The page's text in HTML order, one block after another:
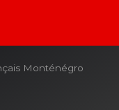
Monténégro